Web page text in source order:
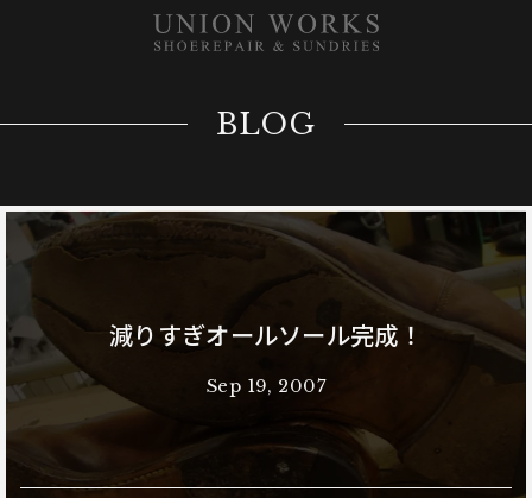
BLOG
減りすぎオールソール完成！
Sep 19, 2007